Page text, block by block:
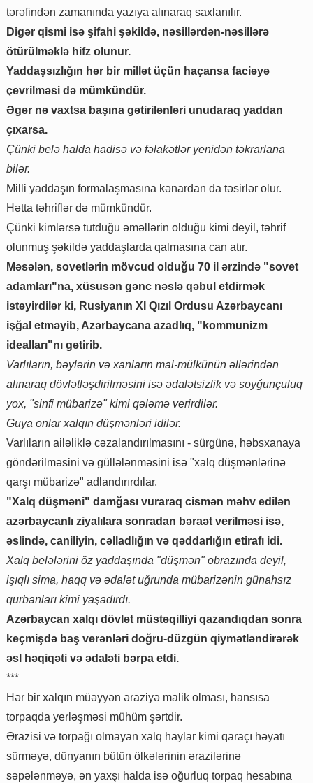
tərəfindən zamanında yazıya alınaraq saxlanılır.
Digər qismi isə şifahi şəkildə, nəsillərdən-nəsillərə
ötürülməklə hifz olunur.
Yaddaşsızlığın hər bir millət üçün haçansa faciəyə
çevrilməsi də mümkündür.
Əgər nə vaxtsa başına gətirilənləri unudaraq yaddan
çıxarsa.
Çünki belə halda hadisə və fəlakətlər yenidən təkrarlana
bilər.
Milli yaddaşın formalaşmasına kənardan da təsirlər olur.
Hətta təhriflər də mümkündür.
Çünki kimlərsə tutduğu əməllərin olduğu kimi deyil, təhrif
olunmuş şəkildə yaddaşlarda qalmasına can atır.
Məsələn, sovetlərin mövcud olduğu 70 il ərzində "sovet
adamları"na, xüsusən gənc nəslə qəbul etdirmək
istəyirdilər ki, Rusiyanın XI Qızıl Ordusu Azərbaycanı
işğal etməyib, Azərbaycana azadlıq, "kommunizm
idealları"nı gətirib.
Varlıların, bəylərin və xanların mal-mülkünün əllərindən
alınaraq dövlətləşdirilməsini isə ədalətsizlik və soyğunçuluq
yox, "sinfi mübarizə" kimi qələmə verirdilər.
Guya onlar xalqın düşmənləri idilər.
Varlıların ailəliklə cəzalandırılmasını - sürgünə, həbsxanaya
göndərilməsini və güllələnməsini isə "xalq düşmənlərinə
qarşı mübarizə" adlandırırdılar.
"Xalq düşməni" damğası vuraraq cismən məhv edilən
azərbaycanlı ziyalılara sonradan bəraət verilməsi isə,
əslində, caniliyin, cəlladlığın və qəddarlığın etirafı idi.
Xalq belələrini öz yaddaşında "düşmən" obrazında deyil,
işıqlı sima, haqq və ədalət uğrunda mübarizənin günahsız
qurbanları kimi yaşadırdı.
Azərbaycan xalqı dövlət müstəqilliyi qazandıqdan sonra
keçmişdə baş verənləri doğru-düzgün qiymətləndirərək
əsl həqiqəti və ədaləti bərpa etdi.
***
Hər bir xalqın müəyyən əraziyə malik olması, hansısa
torpaqda yerləşməsi mühüm şərtdir.
Ərazisi və torpağı olmayan xalq haylar kimi qaraçı həyatı
sürməyə, dünyanın bütün ölkələrinin ərazilərinə
səpələnməyə, ən yaxşı halda isə oğurluq torpaq hesabına